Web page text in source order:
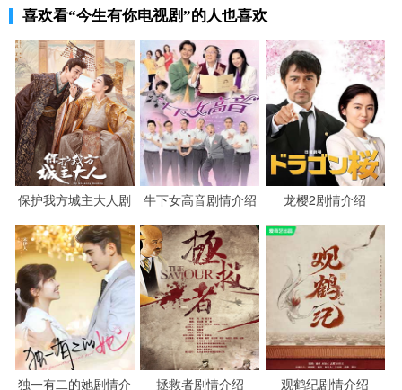
到王姨家里。谈静承认自己每次看到孙平和聂东远在一
起，都会不由自主地想到父亲，恐怕很难过得了心里那道
坎。
谈静带着孙平去探望聂东远，乖巧懂事的孙平拿
出听诊器观察爷爷的心跳，希望他能尽快醒来。毕竟血浓
于水，孙平与聂东远是发自内心的亲近，这一点让聂宇晟
和谈静有些感慨，又有些欣慰。
与此同时，舒琴也在寻找合适的人选去苳远集
团，忽然想到了盛方庭，于是各种游说，终于让对方答应
了下来。在聂宇晟处于最困难的时期，盛方庭突然到来为
他打开了一扇大门，而他此次愿意出手相助，全凭对于聂
宇晟的感受。
尽管聂东远做了许多坏事，可是祸不及子女，而
喜欢看“今生有你电视剧”的人也喜欢
保护我方城主大人剧
情介绍
牛下女高音剧情介绍 龙樱2剧情介绍
独一有二的她剧情介 拯救者剧情介绍 观鹤纪剧情介绍